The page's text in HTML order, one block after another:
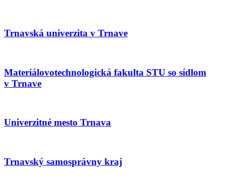
Trnavská univerzita v Trnave
Materiálovotechnologická fakulta STU so sídlom
v Trnave
Univerzitné mesto Trnava
Trnavský samosprávny kraj